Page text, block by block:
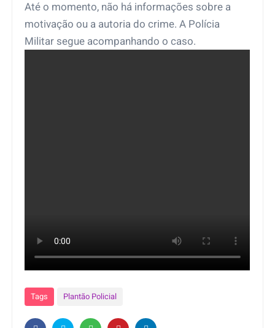
Até o momento, não há informações sobre a
motivação ou a autoria do crime. A Polícia
Militar segue acompanhando o caso.
Tags Plantão Policial